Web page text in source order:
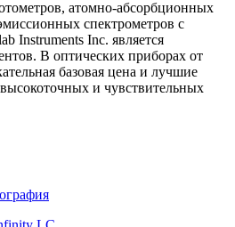
атомно-абсорбционных
спектрометров с
Instruments Inc. является
В оптических приборах от
базовая цена и лучшие
и чувствительных